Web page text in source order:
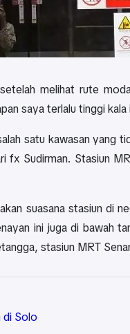
melihat rute
saya terlalu tinggi kala
satu kawasan yang
Sudirman. Stasiun
suasana stasiun di
ini juga di bawah
stasiun MRT
di Solo